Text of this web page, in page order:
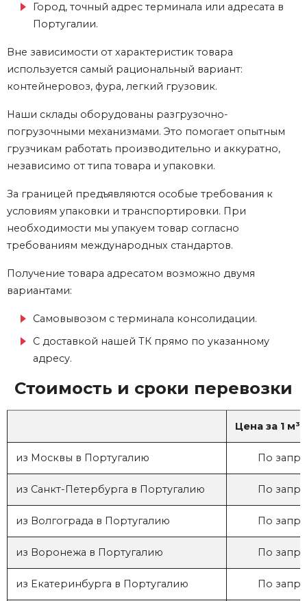
Город, точный адрес терминала или адресата в
Португалии.
Вне зависимости от характеристик товара
используется самый рациональный вариант:
контейнеровоз, фура, легкий грузовик.
Наши склады оборудованы разгрузочно-
погрузочными механизмами. Это помогает опытным
грузчикам работать производительно и аккуратно,
независимо от типа товара и упаковки.
За границей предъявляются особые требования к
условиям упаковки и транспортировки. При
необходимости мы упакуем товар согласно
требованиям международных стандартов.
Получение товара адресатом возможно двумя
вариантами:
Самовывозом с терминала консолидации.
С доставкой нашей ТК прямо по указанному
адресу.
Стоимость и сроки перевозки
Цена за 1 м³
из Москвы в Португалию По
из Санкт-Петербурга в Португалию По
из Волгограда в Португалию По
из Воронежа в Португалию По
из Екатеринбурга в Португалию По